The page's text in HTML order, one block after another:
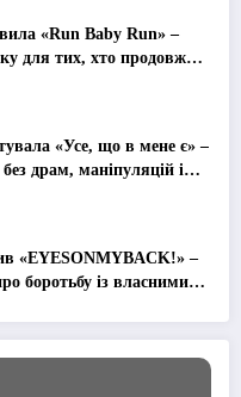
«Run Baby Run» –
для тих, хто продовжує
«Усе, що в мене є» –
драм, маніпуляцій і
«EYESONMYBACK!» –
боротьбу із власними